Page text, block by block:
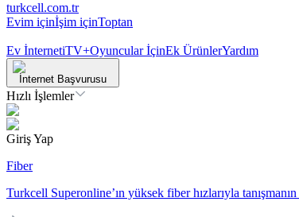
turkcell.com.tr
Evim içinİşim içinToptan
Ev İnternetiTV+Oyuncular İçinEk ÜrünlerYardım
İnternet Başvurusu
Hızlı İşlemler
Giriş Yap
Fiber
Turkcell Superonline’ın yüksek fiber hızlarıyla tanışmanın